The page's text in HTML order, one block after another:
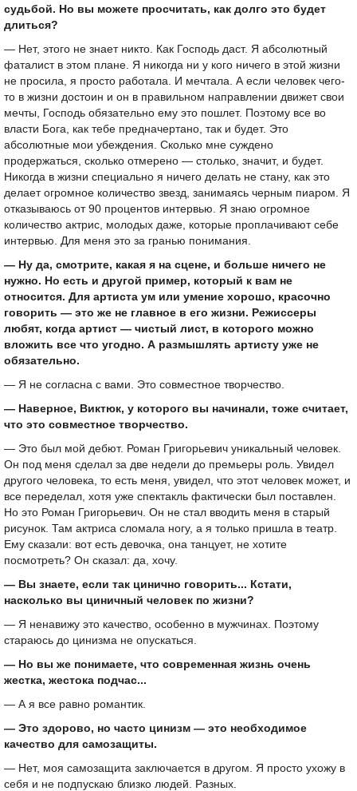
судьбой. Но вы можете просчитать, как долго это будет
длиться?
— Нет, этого не знает никто. Как Господь даст. Я абсолютный
фаталист в этом плане. Я никогда ни у кого ничего в этой жизни
не просила, я просто работала. И мечтала. А если человек чего-
то в жизни достоин и он в правильном направлении движет свои
мечты, Господь обязательно ему это пошлет. Поэтому все во
власти Бога, как тебе предначертано, так и будет. Это
абсолютные мои убеждения. Сколько мне суждено
продержаться, сколько отмерено — столько, значит, и будет.
Никогда в жизни специально я ничего делать не стану, как это
делает огромное количество звезд, занимаясь черным пиаром. Я
отказываюсь от 90 процентов интервью. Я знаю огромное
количество актрис, молодых даже, которые проплачивают себе
интервью. Для меня это за гранью понимания.
— Ну да, смотрите, какая я на сцене, и больше ничего не
нужно. Но есть и другой пример, который к вам не
относится. Для артиста ум или умение хорошо, красочно
говорить — это же не главное в его жизни. Режиссеры
любят, когда артист — чистый лист, в которого можно
вложить все что угодно. А размышлять артисту уже не
обязательно.
— Я не согласна с вами. Это совместное творчество.
— Наверное, Виктюк, у которого вы начинали, тоже считает,
что это совместное творчество.
— Это был мой дебют. Роман Григорьевич уникальный человек.
Он под меня сделал за две недели до премьеры роль. Увидел
другого человека, то есть меня, увидел, что этот человек может, и
все переделал, хотя уже спектакль фактически был поставлен.
Но это Роман Григорьевич. Он не стал вводить меня в старый
рисунок. Там актриса сломала ногу, а я только пришла в театр.
Ему сказали: вот есть девочка, она танцует, не хотите
посмотреть? Он сказал: да, хочу.
— Вы знаете, если так цинично говорить... Кстати,
насколько вы циничный человек по жизни?
— Я ненавижу это качество, особенно в мужчинах. Поэтому
стараюсь до цинизма не опускаться.
— Но вы же понимаете, что современная жизнь очень
жестка, жестока подчас...
— А я все равно романтик.
— Это здорово, но часто цинизм — это необходимое
качество для самозащиты.
— Нет, моя самозащита заключается в другом. Я просто ухожу в
себя и не подпускаю близко людей. Разных.